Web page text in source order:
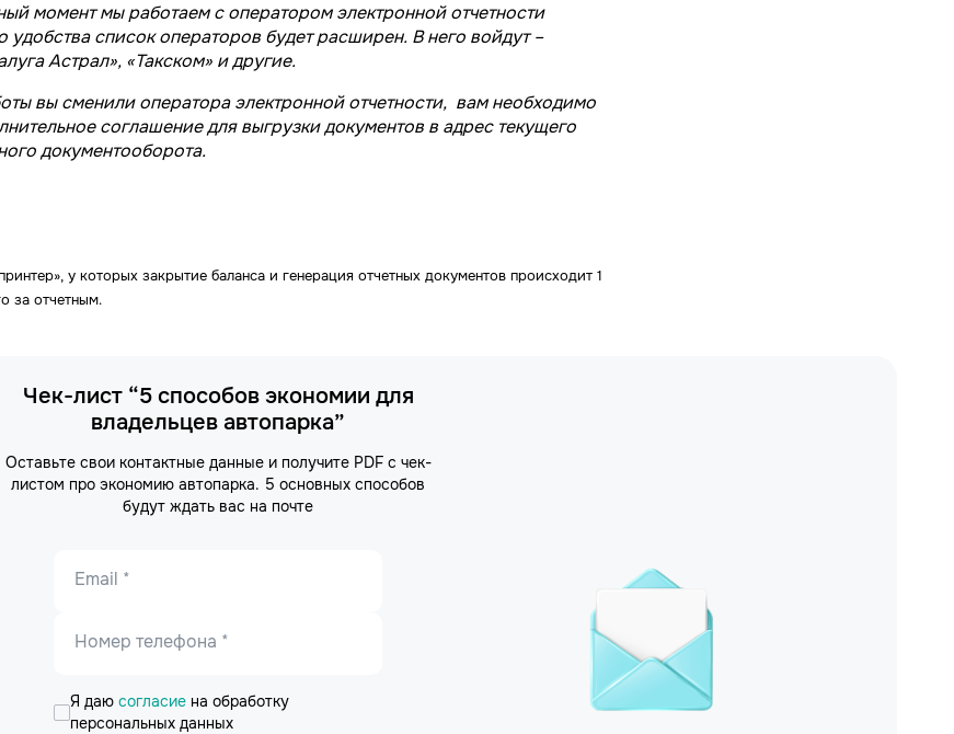
момент мы работаем с оператором электронной отчетности
удобства список операторов будет расширен. В него войдут –
Астрал», «Такском» и другие.
вы сменили оператора электронной отчетности, вам необходимо
соглашение для выгрузки документов в адрес текущего
документооборота.
у которых закрытие баланса и генерация отчетных документов происходит 1
за отчетным.
Чек-лист “5 способов экономии для
владельцев автопарка”
Оставьте свои контактные данные и получите PDF с чек-
листом про экономию автопарка. 5 основных способов
будут ждать вас на почте
Email *
Номер телефона *
Я даю согласие на обработку
персональных данных